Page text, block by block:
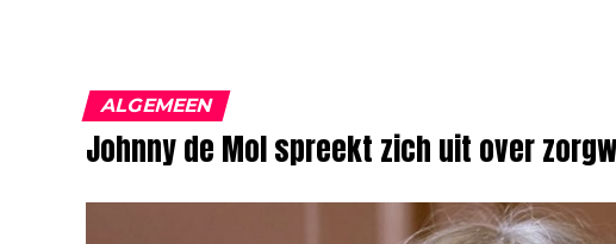
ALGEMEEN
Johnny de Mol spreekt zich uit over